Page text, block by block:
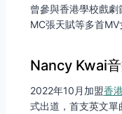
曾參與香港學校戲劇
MC張天賦等多首MV
Nancy Kwai
2022年10月加盟香
式出道，首支英文